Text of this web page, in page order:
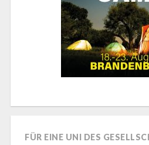
FÜR EINE UNI DES